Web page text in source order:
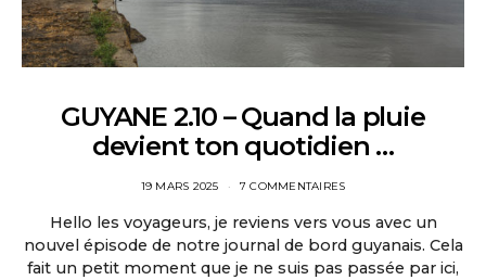
GUYANE 2.10 – Quand la pluie
devient ton quotidien …
19 MARS 2025 7 COMMENTAIRES
Hello les voyageurs, je reviens vers vous avec un
nouvel épisode de notre journal de bord guyanais. Cela
fait un petit moment que je ne suis pas passée par ici,